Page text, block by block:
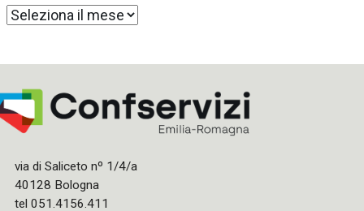
Archivi
via di Saliceto nº 1/4/a
40128 Bologna
tel 051.4156.411